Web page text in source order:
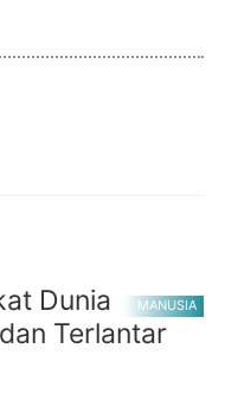
MANUSIA